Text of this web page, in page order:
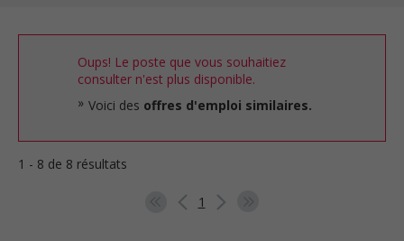
Oups! Le poste que vous souhaitiez
consulter n'est plus disponible.
Voici des offres d'emploi similaires.
1 - 8 de 8 résultats
1